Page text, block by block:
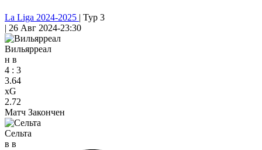
La Liga 2024-2025 | Тур 3
| 26 Авг 2024-23:30
Вильярреал
н в
4 : 3
3.64
xG
2.72
Матч Закончен
Сельта
в в